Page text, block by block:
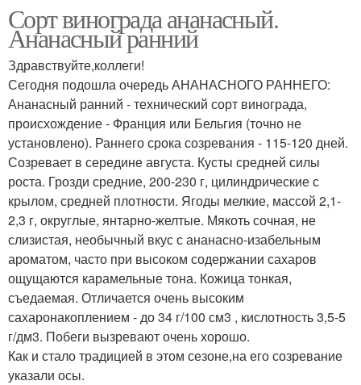
Сорт винограда ананасный.
Ананасный ранний
Здравствуйте,коллеги!
Сегодня подошла очередь АНАНАСНОГО РАННЕГО:
Ананасный ранний - технический сорт винограда,
происхождение - Франция или Бельгия (точно не
установлено). Раннего срока созревания - 115-120 дней.
Созревает в середине августа. Кусты средней силы
роста. Грозди средние, 200-230 г, цилиндрические с
крылом, средней плотности. Ягоды мелкие, массой 2,1-
2,3 г, округлые, янтарно-желтые. Мякоть сочная, не
слизистая, необычный вкус с ананасно-изабельным
ароматом, часто при высоком содержании сахаров
ощущаются карамельные тона. Кожица тонкая,
съедаемая. Отличается очень высоким
сахаронакоплением - до 34 г/100 см3 , кислотность 3,5-5
г/дм3. Побеги вызревают очень хорошо.
Как и стало традицией в этом сезоне,на его созревание
указали осы.